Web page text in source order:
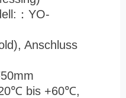
： YO-
Anschluss
50mm
℃ bis +60℃,